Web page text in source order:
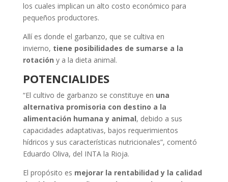
los cuales implican un alto costo económico para
pequeños productores.
Allí es donde el garbanzo, que se cultiva en
invierno, tiene posibilidades de sumarse a la
rotación y a la dieta animal.
POTENCIALIDES
“El cultivo de garbanzo se constituye en una
alternativa promisoria con destino a la
alimentación humana y animal, debido a sus
capacidades adaptativas, bajos requerimientos
hídricos y sus características nutricionales”, comentó
Eduardo Oliva, del INTA la Rioja.
El propósito es mejorar la rentabilidad y la calidad